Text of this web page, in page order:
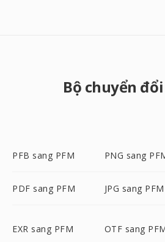
Bộ chuyển
PFB sang PFM PNG sang
PDF sang PFM JPG sang PFM
EXR sang PFM OTF sang